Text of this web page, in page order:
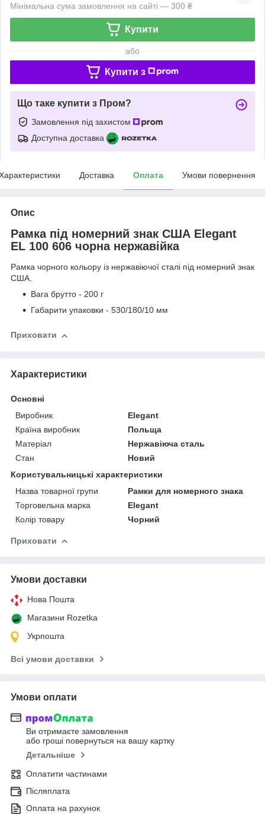
Мінімальна сума замовлення на сайті — 300 ₴
Купити
або
Купити з
Що таке купити з Пром?
Замовлення під захистом
Доступна доставка
Доставка Оплата Умови повернення
Опис
Рамка під номерний знак США Elegant
EL 100 606 чорна нержавійка
Рамка чорного кольору із нержавіючої сталі під номерний знак
США.
Вага брутто - 200 г
Габарити упаковки - 530/180/10 мм
Приховати
Характеристики
Основні
Виробник
Elegant
Країна виробник
Польща
Матеріал
Нержавіюча сталь
Стан
Новий
Користувальницькі характеристики
Назва товарної групи
Рамки для номерного знака
Торговельна марка
Elegant
Колір товару
Чорний
Приховати
Умови доставки
Нова Пошта
Магазини Rozetka
Укрпошта
Всі умови доставки
Умови оплати
Ви отримаєте замовлення
або гроші повернуться на вашу картку
Детальніше
Оплатити частинами
Післяплата
Оплата на рахунок